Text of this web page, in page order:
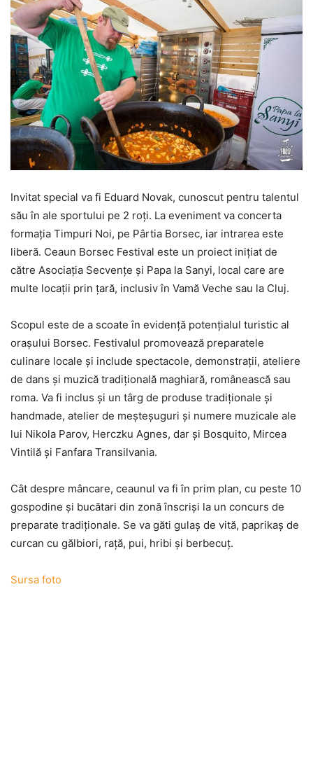
Invitat special va fi Eduard Novak, cunoscut pentru talentul
său în ale sportului pe 2 roţi. La eveniment va concerta
formaţia Timpuri Noi, pe Pârtia Borsec, iar intrarea este
liberă. Ceaun Borsec Festival este un proiect iniţiat de
către Asociaţia Secvenţe şi Papa la Sanyi, local care are
multe locaţii prin ţară, inclusiv în Vamă Veche sau la Cluj.
Scopul este de a scoate în evidenţă potenţialul turistic al
oraşului Borsec. Festivalul promovează preparatele
culinare locale şi include spectacole, demonstraţii, ateliere
de dans şi muzică tradiţională maghiară, românească sau
roma. Va fi inclus şi un târg de produse tradiţionale şi
handmade, atelier de meşteşuguri şi numere muzicale ale
lui Nikola Parov, Herczku Agnes, dar şi Bosquito, Mircea
Vintilă şi Fanfara Transilvania.
Cât despre mâncare, ceaunul va fi în prim plan, cu peste 10
gospodine şi bucătari din zonă înscrişi la un concurs de
preparate tradiţionale. Se va găti gulaş de vită, paprikaş de
curcan cu gălbiori, raţă, pui, hribi şi berbecuţ.
Sursa foto